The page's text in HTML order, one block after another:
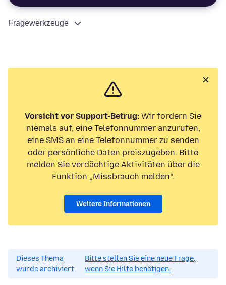
Fragewerkzeuge
Vorsicht vor Support-Betrug: Wir fordern Sie
niemals auf, eine Telefonnummer anzurufen,
eine SMS an eine Telefonnummer zu senden
oder persönliche Daten preiszugeben. Bitte
melden Sie verdächtige Aktivitäten über die
Funktion „Missbrauch melden“.
Weitere Informationen
Dieses Thema
wurde archiviert.
Bitte stellen Sie eine neue Frage,
wenn Sie Hilfe benötigen.